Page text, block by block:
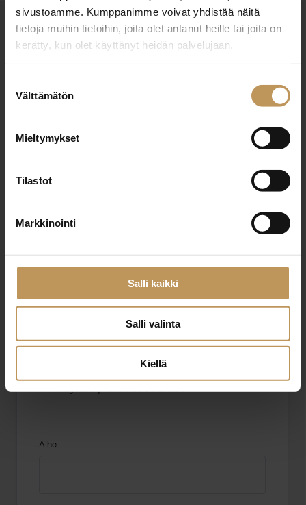
sivustoamme. Kumppanimme voivat yhdistää näitä
tietoja muihin tietoihin, joita olet antanut heille tai joita on
kerätty, kun olet käyttänyt heidän palvelujaan.
valinta
Välttämätön
Mieltymykset
Tilastot
Markkinointi
Salli kaikki
Salli valinta
Kiellä
OTA YHTEYTTÄ
Miten voin auttaa
VALIOKIINTEISTÖT OY
Linnankatu 5 50100 Mikkeli
Aihe